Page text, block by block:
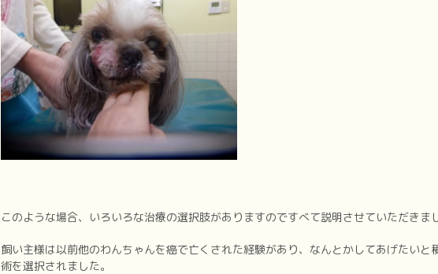
このような場合、いろいろな治療の選択肢がありますのですべて説明させていただきま
飼い主様は以前他のわんちゃんを癌で亡くされた経験があり、なんとかしてあげたいと
術を選択されました。